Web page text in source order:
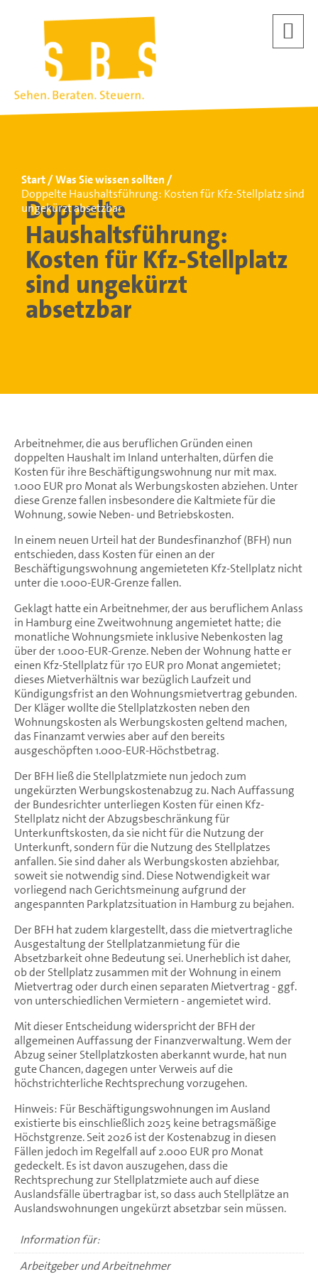
Start
Was Sie wissen sollten
Doppelte Haushaltsführung: Kosten für Kfz-Stellplatz sind
ungekürzt absetzbar
Doppelte
Haushaltsführung:
Kosten für Kfz-Stellplatz
sind ungekürzt
absetzbar
Arbeitnehmer, die aus beruflichen Gründen einen
doppelten Haushalt im Inland unterhalten, dürfen die
Kosten für ihre Beschäftigungswohnung nur mit max.
1.000 EUR pro Monat als Werbungskosten abziehen. Unter
diese Grenze fallen insbesondere die Kaltmiete für die
Wohnung, sowie Neben- und Betriebskosten.
In einem neuen Urteil hat der Bundesfinanzhof (BFH) nun
entschieden, dass Kosten für einen an der
Beschäftigungswohnung angemieteten Kfz-Stellplatz nicht
unter die 1.000-EUR-Grenze fallen.
Geklagt hatte ein Arbeitnehmer, der aus beruflichem Anlass
in Hamburg eine Zweitwohnung angemietet hatte; die
monatliche Wohnungsmiete inklusive Nebenkosten lag
über der 1.000-EUR-Grenze. Neben der Wohnung hatte er
einen Kfz-Stellplatz für 170 EUR pro Monat angemietet;
dieses Mietverhältnis war bezüglich Laufzeit und
Kündigungsfrist an den Wohnungsmietvertrag gebunden.
Der Kläger wollte die Stellplatzkosten neben den
Wohnungskosten als Werbungskosten geltend machen,
das Finanzamt verwies aber auf den bereits
ausgeschöpften 1.000-EUR-Höchstbetrag.
Der BFH ließ die Stellplatzmiete nun jedoch zum
ungekürzten Werbungskostenabzug zu. Nach Auffassung
der Bundesrichter unterliegen Kosten für einen Kfz-
Stellplatz nicht der Abzugsbeschränkung für
Unterkunftskosten, da sie nicht für die Nutzung der
Unterkunft, sondern für die Nutzung des Stellplatzes
anfallen. Sie sind daher als Werbungskosten abziehbar,
soweit sie notwendig sind. Diese Notwendigkeit war
vorliegend nach Gerichtsmeinung aufgrund der
angespannten Parkplatzsituation in Hamburg zu bejahen.
Der BFH hat zudem klargestellt, dass die mietvertragliche
Ausgestaltung der Stellplatzanmietung für die
Absetzbarkeit ohne Bedeutung sei. Unerheblich ist daher,
ob der Stellplatz zusammen mit der Wohnung in einem
Mietvertrag oder durch einen separaten Mietvertrag - ggf.
von unterschiedlichen Vermietern - angemietet wird.
Mit dieser Entscheidung widerspricht der BFH der
allgemeinen Auffassung der Finanzverwaltung. Wem der
Abzug seiner Stellplatzkosten aberkannt wurde, hat nun
gute Chancen, dagegen unter Verweis auf die
höchstrichterliche Rechtsprechung vorzugehen.
Hinweis: Für Beschäftigungswohnungen im Ausland
existierte bis einschließlich 2025 keine betragsmäßige
Höchstgrenze. Seit 2026 ist der Kostenabzug in diesen
Fällen jedoch im Regelfall auf 2.000 EUR pro Monat
gedeckelt. Es ist davon auszugehen, dass die
Rechtsprechung zur Stellplatzmiete auch auf diese
Auslandsfälle übertragbar ist, so dass auch Stellplätze an
Auslandswohnungen ungekürzt absetzbar sein müssen.
Information für:
Arbeitgeber und Arbeitnehmer